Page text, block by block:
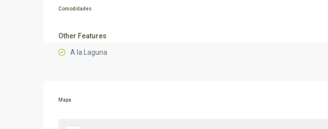
Comodidades
Other Features
A la Laguna
Mapa